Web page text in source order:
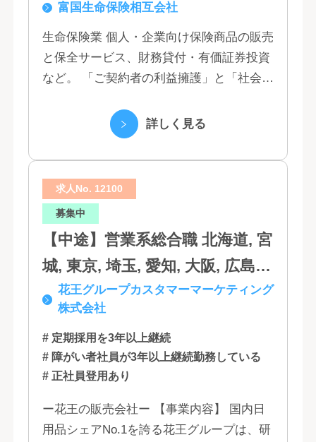
田, 山形, 東京, 神奈川, 千葉, 埼
玉, 茨城, 栃木, 群馬, 新潟, 石川,
富山, 福井, 長野, 山梨, 愛知, 静
岡, 三重, 岐阜, 大阪, 京都, 兵庫,
滋賀, 奈良, 和歌山, 広島, 岡山, 山
口, 鳥取, 島根, 香川, 愛媛, 徳島,
高知, 福岡, 長崎, 熊本, 鹿児島, 大
分, 宮崎, 佐賀, 沖縄
富国生命保険相互会社
生命保険業 個人・企業向け保険商品の販売
と保全サービス、財務貸付・有価証券投資
など。 「ご契約者の利益擁護」と「社会へ
づく「お客さま基点」をスローガンに掲
詳しく見る
求人No. 12100
募集中
【中途】営業系総合職 北海道, 宮
城, 東京, 埼玉, 愛知, 大阪, 広島,
福岡花王グループカスタマーマーケティング
株式会社
# 定期採用を3年以上継続
# 障がい者社員が3年以上継続勤務している
# 正社員登用あり
ー花王の販売会社ー 【事業内容】 国内日
用品シェアNo.1を誇る花王グループは、研